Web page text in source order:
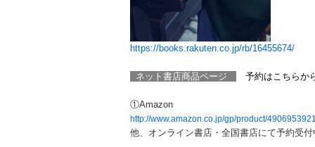
https://books.rakuten.co.jp/rb/16455674/
ネット書店商品ページ 予約はこちらか
①Amazon
http://www.amazon.co.jp/gp/product/
他、オンライン書店・全国書店にて予約受付